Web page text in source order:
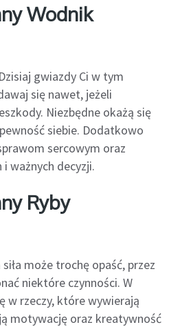
Wodnik
gwiazdy Ci w tym
się nawet, jeżeli
Niezbędne okażą się
siebie. Dodatkowo
sercowym oraz
ważnych decyzji.
Ryby
może trochę opaść, przez
niektóre czynności. W
w rzeczy, które wywierają
motywację oraz kreatywność